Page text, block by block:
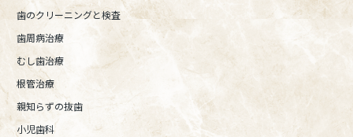
歯のクリーニングと検査
歯周病治療
むし歯治療
根管治療
親知らずの抜歯
小児歯科